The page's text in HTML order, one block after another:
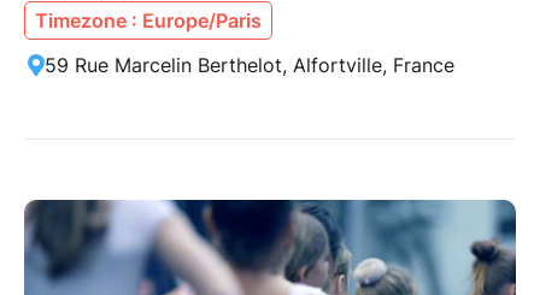
Timezone : Europe/Paris
59 Rue Marcelin Berthelot, Alfortville, France